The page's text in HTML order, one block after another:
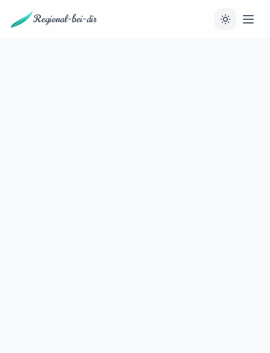
Regional-bei-dir